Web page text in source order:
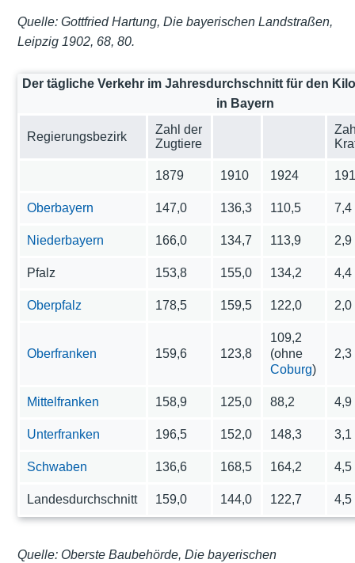
Quelle: Gottfried Hartung, Die bayerischen Landstraßen,
Leipzig 1902, 68, 80.
Der tägliche Verkehr im Jahresdurchschnitt für den
in Bayern
Regierungsbezirk
Zahl der
Zugtiere
1879 1910 1924
Oberbayern 147,0 136,3 110,5 7,4
Niederbayern 166,0 134,7 113,9 2,9
Pfalz 153,8 155,0 134,2 4,4
Oberpfalz 178,5 159,5 122,0 2,0
Oberfranken 159,6 123,8
109,2
(ohne
Coburg)
2,3
Mittelfranken 158,9 125,0 88,2 4,9
Unterfranken 196,5 152,0 148,3 3,1
Schwaben 136,6 168,5 164,2 4,5
Landesdurchschnitt 159,0 144,0 122,7 4,5
Quelle: Oberste Baubehörde, Die bayerischen